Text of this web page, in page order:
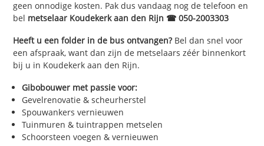
geen onnodige kosten. Pak dus vandaag nog de telefoon en
bel metselaar Koudekerk aan den Rijn ☎ 050-2003303
Heeft u een folder in de bus ontvangen?Bel dan snel voor
een afspraak, want dan zijn de metselaars zéér binnenkort
bij u in Koudekerk aan den Rijn.
Gibobouwer met passie voor:
Gevelrenovatie & scheurherstel
Spouwankers vernieuwen
Tuinmuren & tuintrappen metselen
Schoorsteen voegen & vernieuwen